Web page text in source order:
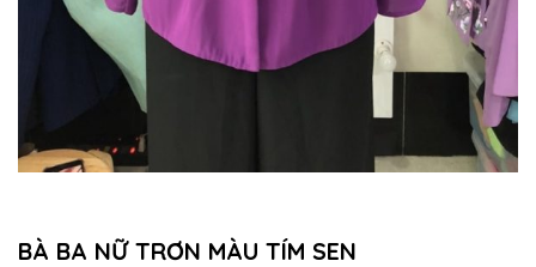
BÀ BA NỮ TRƠN MÀU TÍM SEN